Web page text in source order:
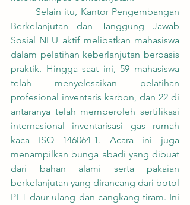
Berkelanjutan dan Tanggung Jawab
Sosial NFU aktif melibatkan mahasiswa
dalam pelatihan keberlanjutan berbasis
praktik. Hingga saat ini, 59 mahasiswa
telah menyelesaikan pelatihan
profesional inventaris karbon, dan 22 di
antaranya telah memperoleh sertifikasi
internasional inventarisasi gas rumah
kaca ISO 146064-1. Acara ini juga
menampilkan bunga abadi yang dibuat
dari bahan alami serta pakaian
berkelanjutan yang dirancang dari botol
PET daur ulang dan cangkang tiram. Ini